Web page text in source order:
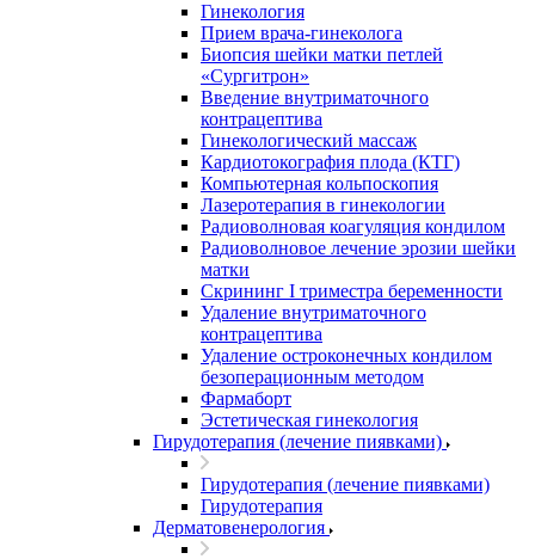
Гинекология
Прием врача-гинеколога
Биопсия шейки матки петлей
«Сургитрон»
Введение внутриматочного
контрацептива
Гинекологический массаж
Кардиотокография плода (КТГ)
Компьютерная кольпоскопия
Лазеротерапия в гинекологии
Радиоволновая коагуляция кондилом
Радиоволновое лечение эрозии шейки
матки
Скрининг I триместра беременности
Удаление внутриматочного
контрацептива
Удаление остроконечных кондилом
безоперационным методом
Фармаборт
Эстетическая гинекология
Гирудотерапия (лечение пиявками)
Гирудотерапия (лечение пиявками)
Гирудотерапия
Дерматовенерология